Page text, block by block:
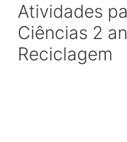
Atividades
Ciências 2
Reciclagem